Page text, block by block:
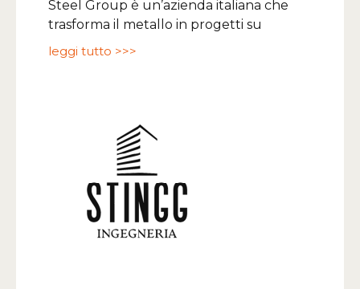
Steel Group è un’azienda italiana che
trasforma il metallo in progetti su
leggi tutto >>>